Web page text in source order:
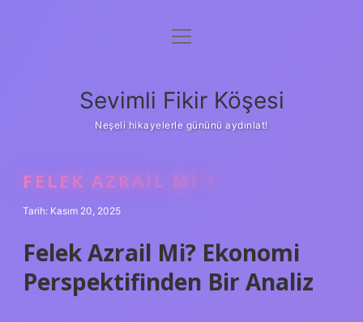
Anasayfa
Yasal Uyarı
menüyü
Sevimli Fikir Köşesi
Neşeli hikayelerle gününü aydınlat!
FELEK AZRAIL MI ?
Tarih: Kasım 20, 2025
Felek Azrail Mi? Ekonomi
Perspektifinden Bir Analiz